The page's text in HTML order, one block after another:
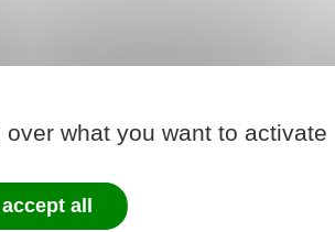
PDF 7.84 Mo
what you want to activate
all